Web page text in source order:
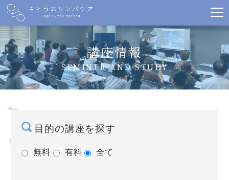
講座情報
SEMINER AND STUDY
目的の講座を探す
無料 有料 全て